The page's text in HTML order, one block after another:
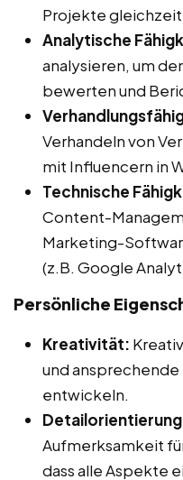
Projekte
Analytische
analysieren, um
bewerten und
Verhandeln von
mit Influencern in
Technische
Content-
Marketing-
(z.B. Google
Persönliche
Kreativität:
und
entwickeln.
Aufmerksamkeit
dass alle Aspekte